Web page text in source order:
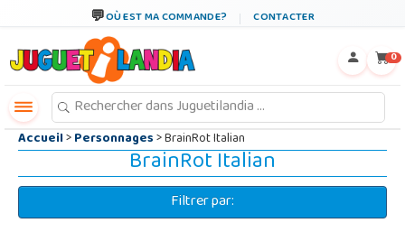
OÙ EST MA COMMANDE? CONTACTER
0
Accueil>Personnages> BrainRot Italian
BrainRot Italian
Filtrer par: